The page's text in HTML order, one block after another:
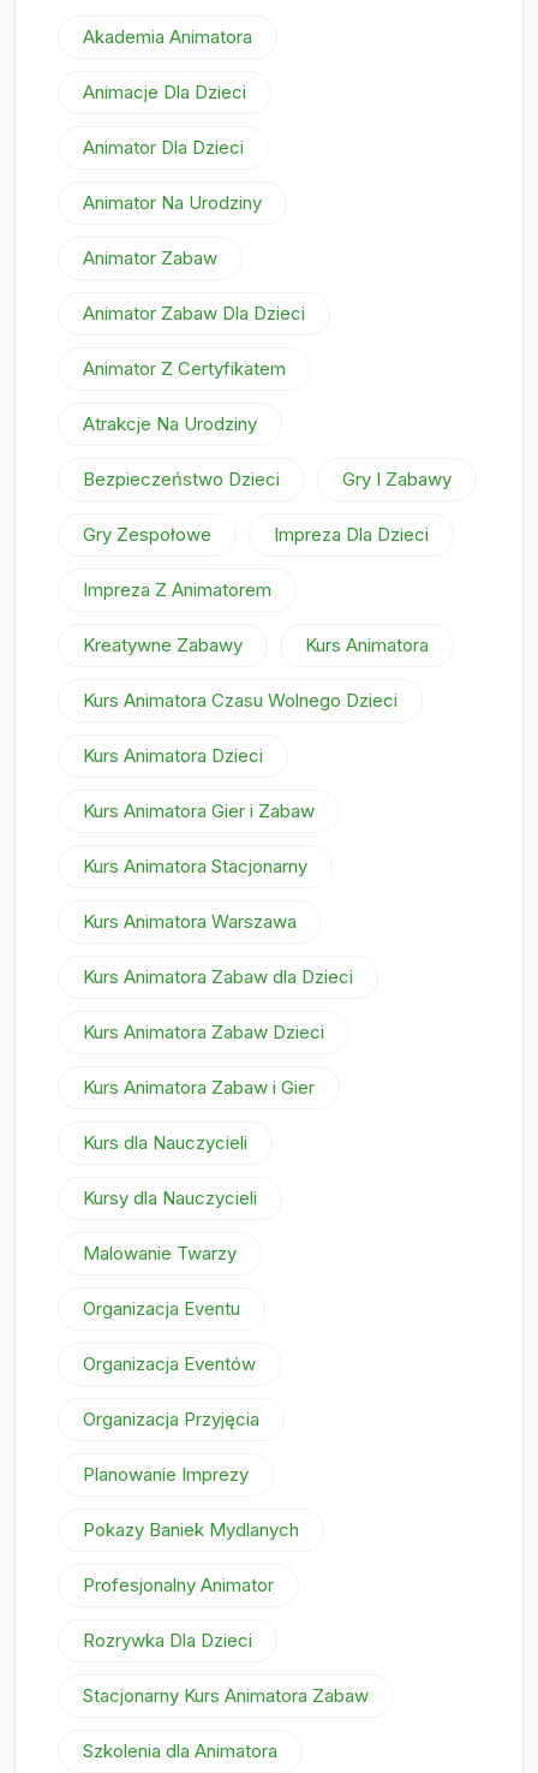
Akademia Animatora
Animacje Dla Dzieci
Animator Dla Dzieci
Animator Na Urodziny
Animator Zabaw
Animator Zabaw Dla Dzieci
Animator Z Certyfikatem
Atrakcje Na Urodziny
Bezpieczeństwo Dzieci Gry I Zabawy
Gry Zespołowe Impreza Dla Dzieci
Impreza Z Animatorem
Kreatywne Zabawy Kurs Animatora
Kurs Animatora Czasu Wolnego Dzieci
Kurs Animatora Dzieci
Kurs Animatora Gier i Zabaw
Kurs Animatora Stacjonarny
Kurs Animatora Warszawa
Kurs Animatora Zabaw dla Dzieci
Kurs Animatora Zabaw Dzieci
Kurs Animatora Zabaw i Gier
Kurs dla Nauczycieli
Kursy dla Nauczycieli
Malowanie Twarzy
Organizacja Eventu
Organizacja Eventów
Organizacja Przyjęcia
Planowanie Imprezy
Pokazy Baniek Mydlanych
Profesjonalny Animator
Rozrywka Dla Dzieci
Stacjonarny Kurs Animatora Zabaw
Szkolenia dla Animatora